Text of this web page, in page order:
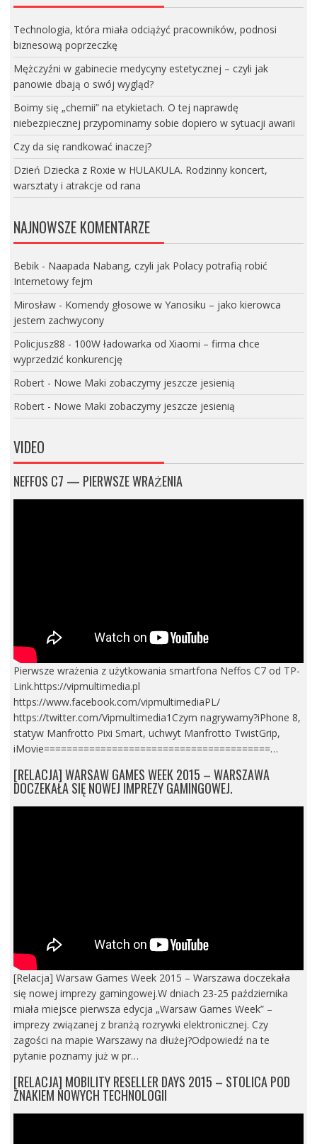
Technologia, która miała odciążyć pracowników, podnosi
biznesową poprzeczkę
Mężczyźni w gabinecie medycyny estetycznej – czyli jak
panowie dbają o swój wygląd?
Boimy się „chemii” na etykietach. O tej naprawdę
niebezpiecznej przypominamy sobie dopiero w sytuacji awarii
Czy da się randkować inaczej?
Dzień Dziecka z Roxie w HULAKULA. Rodzinny koncert,
warsztaty i atrakcje od rana
NAJNOWSZE KOMENTARZE
Bebik- Naapada Nabang, czyli jak Polacy potrafią robić
Internetowy fejm
Mirosław- Komendy głosowe w Yanosiku – jako kierowca
jestem zachwycony
Policjusz88 - 100W ładowarka od Xiaomi – firma chce
wyprzedzić konkurencję
Robert- Nowe Maki zobaczymy jeszcze jesienią
Robert- Nowe Maki zobaczymy jeszcze jesienią
VIDEO
NEFFOS C7 — PIERWSZE WRAŻENIA
Pierwsze wrażenia z użytkowania smartfona Neffos C7 od TP-
Link.https://vipmultimedia.pl
https://www.facebook.com/vipmultimediaPL/
https://twitter.com/Vipmultimedia1Czym nagrywamy?iPhone 8,
statyw Manfrotto Pixi Smart, uchwyt Manfrotto TwistGrip,
iMovie========================================…
[RELACJA] WARSAW GAMES WEEK 2015 – WARSZAWA
DOCZEKAŁA SIĘ NOWEJ IMPREZY GAMINGOWEJ.
[Relacja] Warsaw Games Week 2015 – Warszawa doczekała
się nowej imprezy gamingowej.W dniach 23-25 października
miała miejsce pierwsza edycja „Warsaw Games Week” –
imprezy związanej z branżą rozrywki elektronicznej. Czy
zagości na mapie Warszawy na dłużej?Odpowiedź na te
pytanie poznamy już w pr…
[RELACJA] MOBILITY RESELLER DAYS 2015 – STOLICA POD
ZNAKIEM NOWYCH TECHNOLOGII